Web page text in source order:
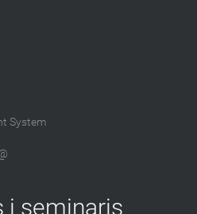
System
i seminaris